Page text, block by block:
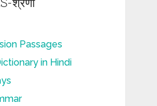
Passages
in Hindi